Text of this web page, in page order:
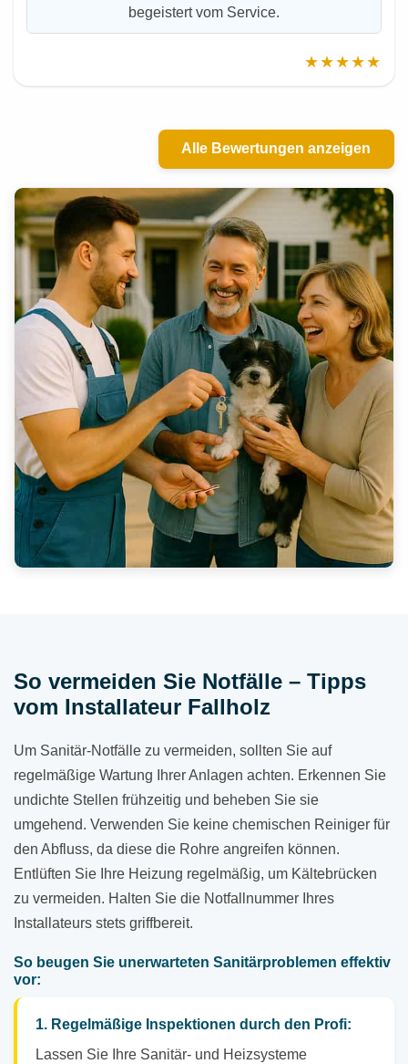
begeistert vom Service.
★★★★★
Alle Bewertungen anzeigen
So vermeiden Sie Notfälle – Tipps
vom Installateur Fallholz
Um Sanitär-Notfälle zu vermeiden, sollten Sie auf
regelmäßige Wartung Ihrer Anlagen achten. Erkennen Sie
undichte Stellen frühzeitig und beheben Sie sie
umgehend. Verwenden Sie keine chemischen Reiniger für
den Abfluss, da diese die Rohre angreifen können.
Entlüften Sie Ihre Heizung regelmäßig, um Kältebrücken
zu vermeiden. Halten Sie die Notfallnummer Ihres
Installateurs stets griffbereit.
So beugen Sie unerwarteten Sanitärproblemen effektiv
vor:
1. Regelmäßige Inspektionen durch den Profi:
Lassen Sie Ihre Sanitär- und Heizsysteme